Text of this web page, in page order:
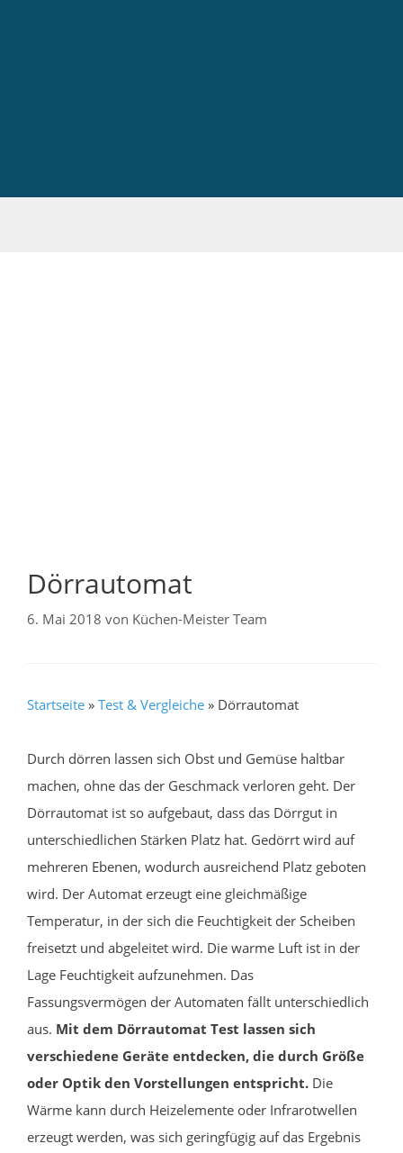
Dörrautomat
6. Mai 2018 von Küchen-Meister Team
Startseite » Test & Vergleiche » Dörrautomat
Durch dörren lassen sich Obst und Gemüse haltbar
machen, ohne das der Geschmack verloren geht. Der
Dörrautomat ist so aufgebaut, dass das Dörrgut in
unterschiedlichen Stärken Platz hat. Gedörrt wird auf
mehreren Ebenen, wodurch ausreichend Platz geboten
wird. Der Automat erzeugt eine gleichmäßige
Temperatur, in der sich die Feuchtigkeit der Scheiben
freisetzt und abgeleitet wird. Die warme Luft ist in der
Lage Feuchtigkeit aufzunehmen. Das
Fassungsvermögen der Automaten fällt unterschiedlich
aus. Mit dem Dörrautomat Test lassen sich
verschiedene Geräte entdecken, die durch Größe
oder Optik den Vorstellungen entspricht. Die
Wärme kann durch Heizelemente oder Infrarotwellen
erzeugt werden, was sich geringfügig auf das Ergebnis